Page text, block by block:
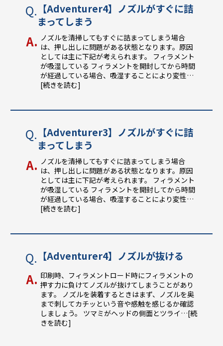
【Adventurer4】ノズルがすぐに詰
まってしまう
ノズルを清掃してもすぐに詰まってしまう場合
は、押し出しに問題がある状態となります。原因
としては主に下記が考えられます。 フィラメント
が吸湿している フィラメントを開封してから時間
が経過している場合、吸湿することにより変性…
[続きを読む]
【Adventurer3】ノズルがすぐに詰
まってしまう
ノズルを清掃してもすぐに詰まってしまう場合
は、押し出しに問題がある状態となります。原因
としては主に下記が考えられます。 フィラメント
が吸湿している フィラメントを開封してから時間
が経過している場合、吸湿することにより変性…
[続きを読む]
【Adventurer4】ノズルが抜ける
印刷時、フィラメントロード時にフィラメントの
押す力に負けてノズルが抜けてしまうことがあり
ます。 ノズルを装着するときはまず、ノズルを奥
まで刺してカチッという音や感触を感じるか確認
しましょう。 ツマミがヘッドの側面とツライ…[続
きを読む]